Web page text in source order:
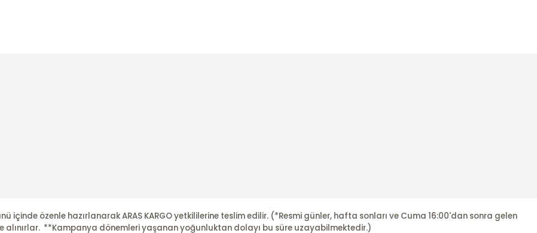
içinde özenle hazırlanarak ARAS KARGO yetkililerine teslim edilir. (*Resmi günler, hafta sonları ve Cuma 16:00'dan sonra gelen
alınırlar. **Kampanya dönemleri yaşanan yoğunluktan dolayı bu süre uzayabilmektedir.)